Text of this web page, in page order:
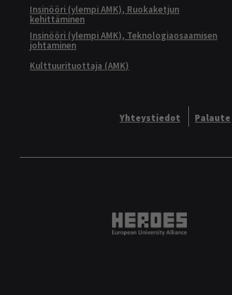
Insinööri (ylempi AMK), Ruokaketjun
kehittäminen
Insinööri (ylempi AMK), Teknologiaosaamisen
johtaminen
Kulttuurituottaja (AMK)
Yhteystiedot Palaute
Heroes